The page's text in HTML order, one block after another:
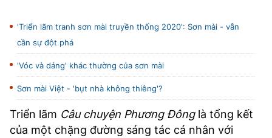
'Triển lãm tranh sơn mài truyền thống 2020': Sơn mài - vẫn
cần sự đột phá
'Vóc và dáng' khác thường của sơn mài
Sơn mài Việt - 'bụt nhà không thiêng'?
Triển lãm Câu chuyện Phương Đônglà tổng kết
của một chặng đường sáng tác cá nhân với